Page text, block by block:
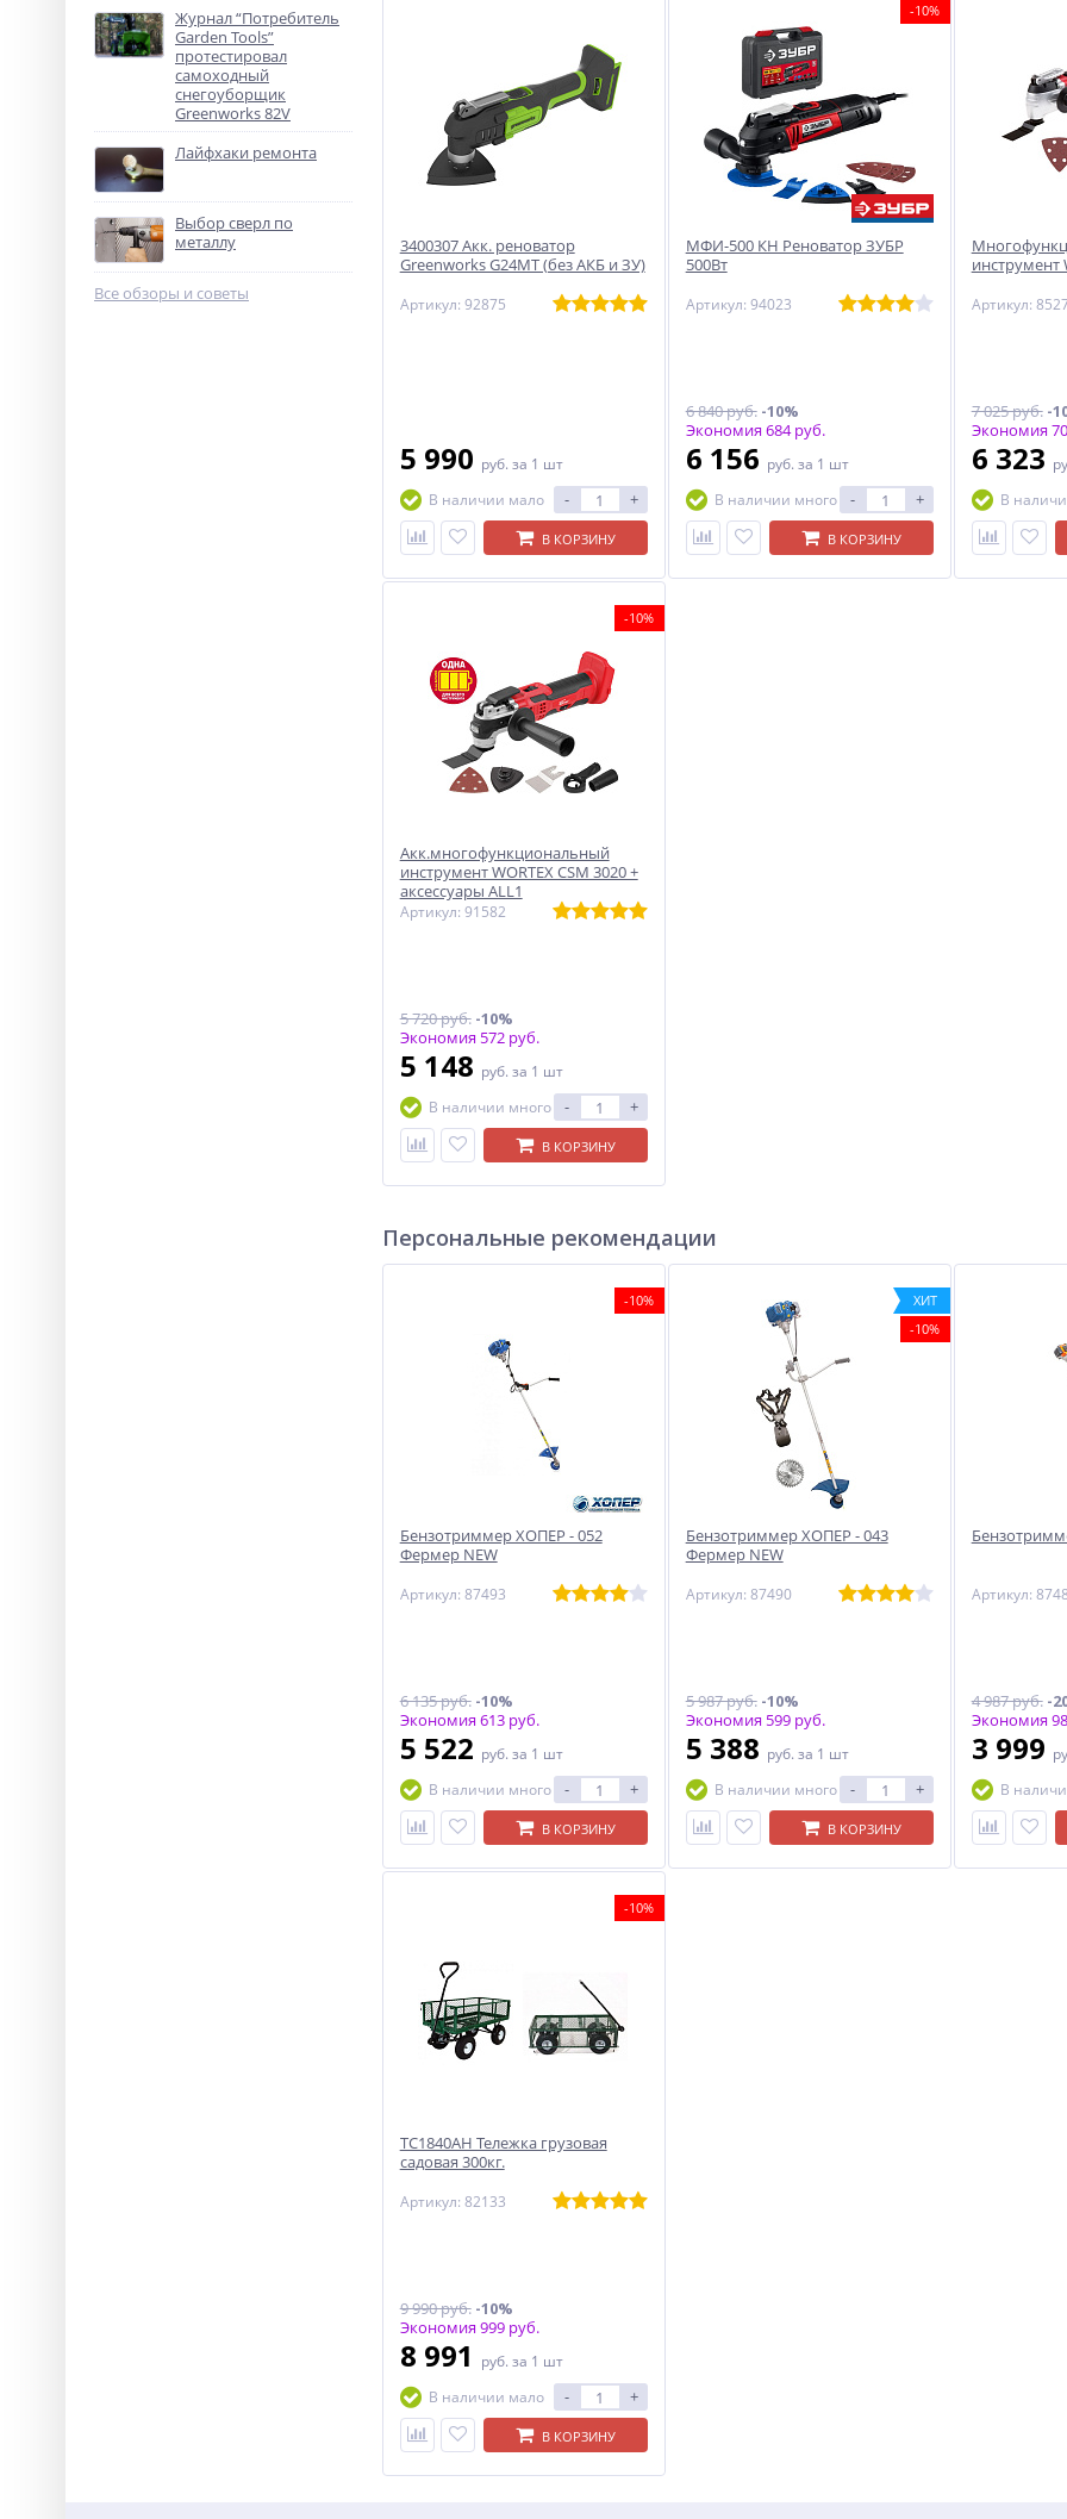
Журнал “Потребитель
Garden Tools”
протестировал
самоходный
снегоуборщик
Greenworks 82V
Лайфхаки ремонта
Выбор сверл по
металлу
Все обзоры и советы
3400307 Акк. реноватор
Greenworks G24MT (без АКБ и ЗУ)
Артикул: 92875
5 990 руб. за 1 шт
В наличии мало
- +
В КОРЗИНУ
-10%
МФИ-500 КН Реноватор ЗУБР
500Вт
Артикул: 94023
6 840 руб.-10%
Экономия 684 руб.
6 156 руб. за 1 шт
В наличии много
- +
В КОРЗИНУ
инструмент
Артикул:
7 025 руб.-
Экономия
6 323
В
-10%
Акк.многофункциональный
инструмент WORTEX СSM 3020 +
аксессуары ALL1
Артикул: 91582
5 720 руб.-10%
Экономия 572 руб.
5 148 руб. за 1 шт
В наличии много
- +
В КОРЗИНУ
Персональные рекомендации
-10%
Бензотриммер ХОПЕР - 052
Фермер NEW
Артикул: 87493
6 135 руб.-10%
Экономия 613 руб.
5 522 руб. за 1 шт
В наличии много
- +
В КОРЗИНУ
ХИТ
-10%
Бензотриммер ХОПЕР - 043
Фермер NEW
Артикул: 87490
5 987 руб.-10%
Экономия 599 руб.
5 388 руб. за 1 шт
В наличии много
- +
В КОРЗИНУ
Артикул:
4 987 руб.-
Экономия
3 999
В
-10%
ТС1840АН Тележка грузовая
садовая 300кг.
Артикул: 82133
9 990 руб.-10%
Экономия 999 руб.
8 991 руб. за 1 шт
В наличии мало
- +
В КОРЗИНУ